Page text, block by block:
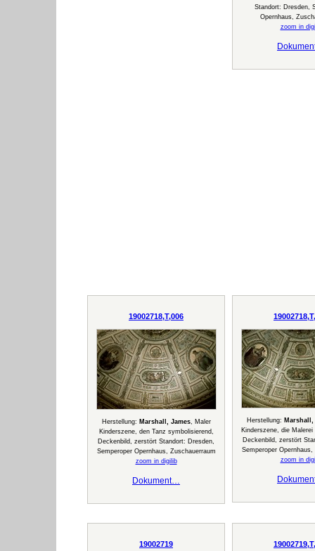
Standort: Dresden,
Opernhaus,
zoom in
19002718,T,006
Herstellung: Marshall, James, Maler
Kinderszene, den Tanz symbolisierend,
Deckenbild, zerstört Standort: Dresden,
Semperoper Opernhaus, Zuschauerraum
zoom in digilib
Dokument…
Herstellung: Marshall,
Kinderszene, die
Deckenbild, zerstört
Semperoper
zoom in
19002719